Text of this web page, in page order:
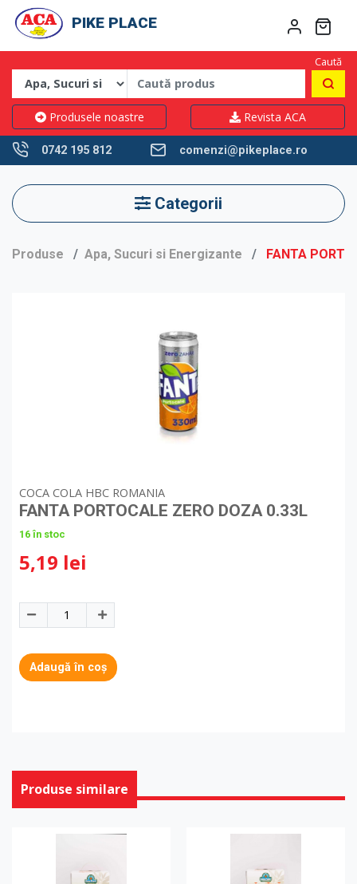
PIKE PLACE
Caută
Produsele noastre Revista ACA
0742 195 812 comenzi@pikeplace.ro
Categorii
Produse Apa, Sucuri si Energizante FANTA
COCA COLA HBC ROMANIA
FANTA PORTOCALE ZERO DOZA 0.33L
16 în stoc
5,19 lei
Adaugă în coș
Produse similare